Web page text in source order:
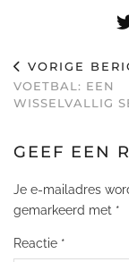
VORIGE
VOETBAL: EEN
WISSELVALLIG
GEEF EEN
Je e-mailadres
gemarkeerd met *
Reactie *